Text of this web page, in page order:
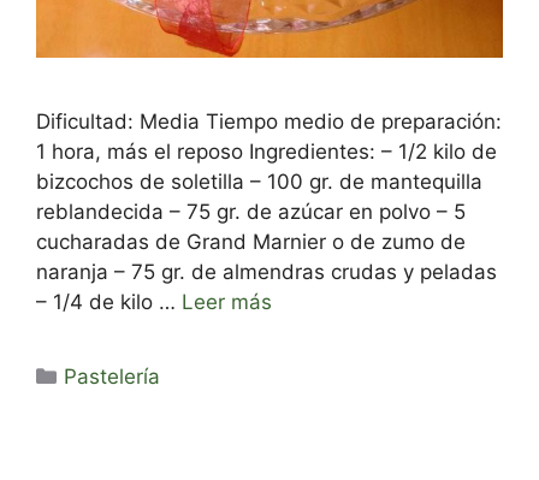
Dificultad: Media Tiempo medio de preparación:
1 hora, más el reposo Ingredientes: – 1/2 kilo de
bizcochos de soletilla – 100 gr. de mantequilla
reblandecida – 75 gr. de azúcar en polvo – 5
cucharadas de Grand Marnier o de zumo de
naranja – 75 gr. de almendras crudas y peladas
– 1/4 de kilo … Leer más
Categorías
Pastelería